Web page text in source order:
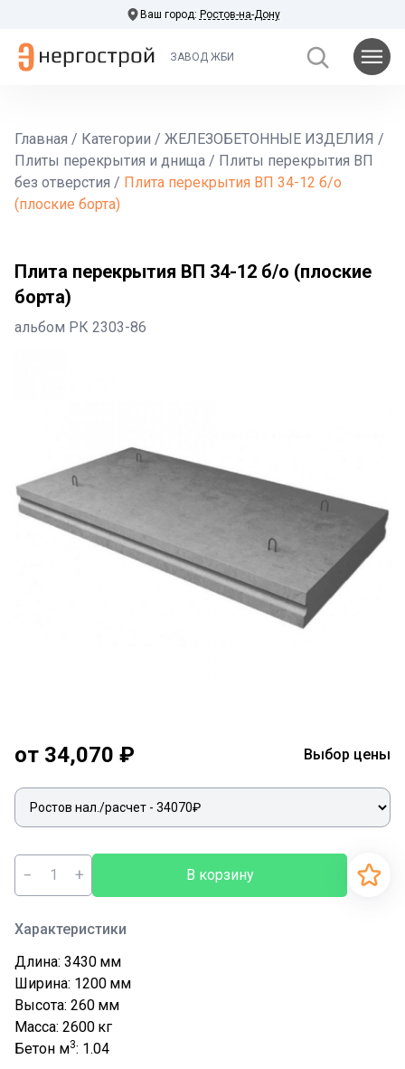
Ваш город: Ростов-на-Дону
ЗАВОД ЖБИ
Главная / Категории / ЖЕЛЕЗОБЕТОННЫЕ ИЗДЕЛИЯ /
Плиты перекрытия и днища / Плиты перекрытия ВП
без отверстия / Плита перекрытия ВП 34-12 б/о
(плоские борта)
Плита перекрытия ВП 34-12 б/о (плоские
борта)
альбом РК 2303-86
от 34,070 ₽ Выбор цены
− + В корзину
Характеристики
Длина: 3430 мм
Ширина: 1200 мм
Высота: 260 мм
Масса: 2600 кг
Бетон м3: 1.04